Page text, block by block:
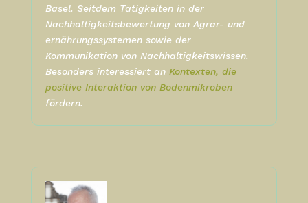
Basel. Seitdem Tätigkeiten in der
Nachhaltigkeitsbewertung von Agrar- und
ernährungssystemen sowie der
Kommunikation von Nachhaltigkeitswissen.
Besonders interessiert an Kontexten, die
positive Interaktion von Bodenmikroben
fördern.